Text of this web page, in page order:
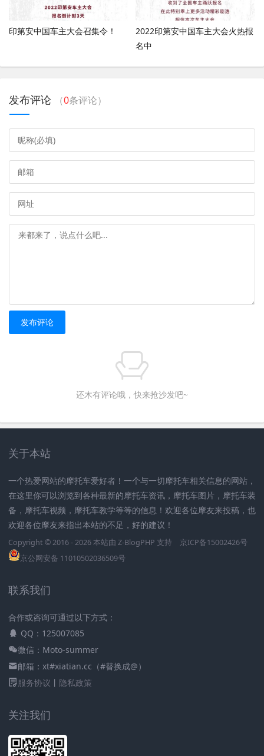
印第安中国车主大会召集令！
2022印第安中国车主大会火热报
名中
发布评论 （0条评论）
发布评论
还木有评论哦，快来抢沙发吧~
关于本站
一个热爱网站的摩托车爱好者！一个与一切摩托车相关信息的网站，
在这里你可以浏览到各种最新的摩托车资讯，摩托车图片，摩托车装
备，摩托车视频，摩托车教学等等的信息！欢迎各位摩友来投稿，也
欢迎各位摩友来指出本站的不足，好的建议！
Copyright © 2016 - 2026 本站由 Z-BlogPHP 支持
京ICP备15002426号
京公网安备 11010502036509号
联系我们
合作或咨询可通过以下方式：
QQ：125007085
微信：Moto-summer
邮箱：xt#xiatian.cc（#替换成@）
服务协议 丨 隐私政策
关注我们